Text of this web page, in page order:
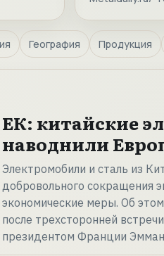
География Продукция
ЕК: китайские
наводнили
Электромобили и сталь из
добровольного сокращения
экономические меры. Об
после трехсторонней
президентом Франции